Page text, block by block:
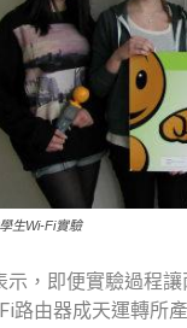
生Wi-Fi實驗
，即便實驗過程
路由器成天運轉所